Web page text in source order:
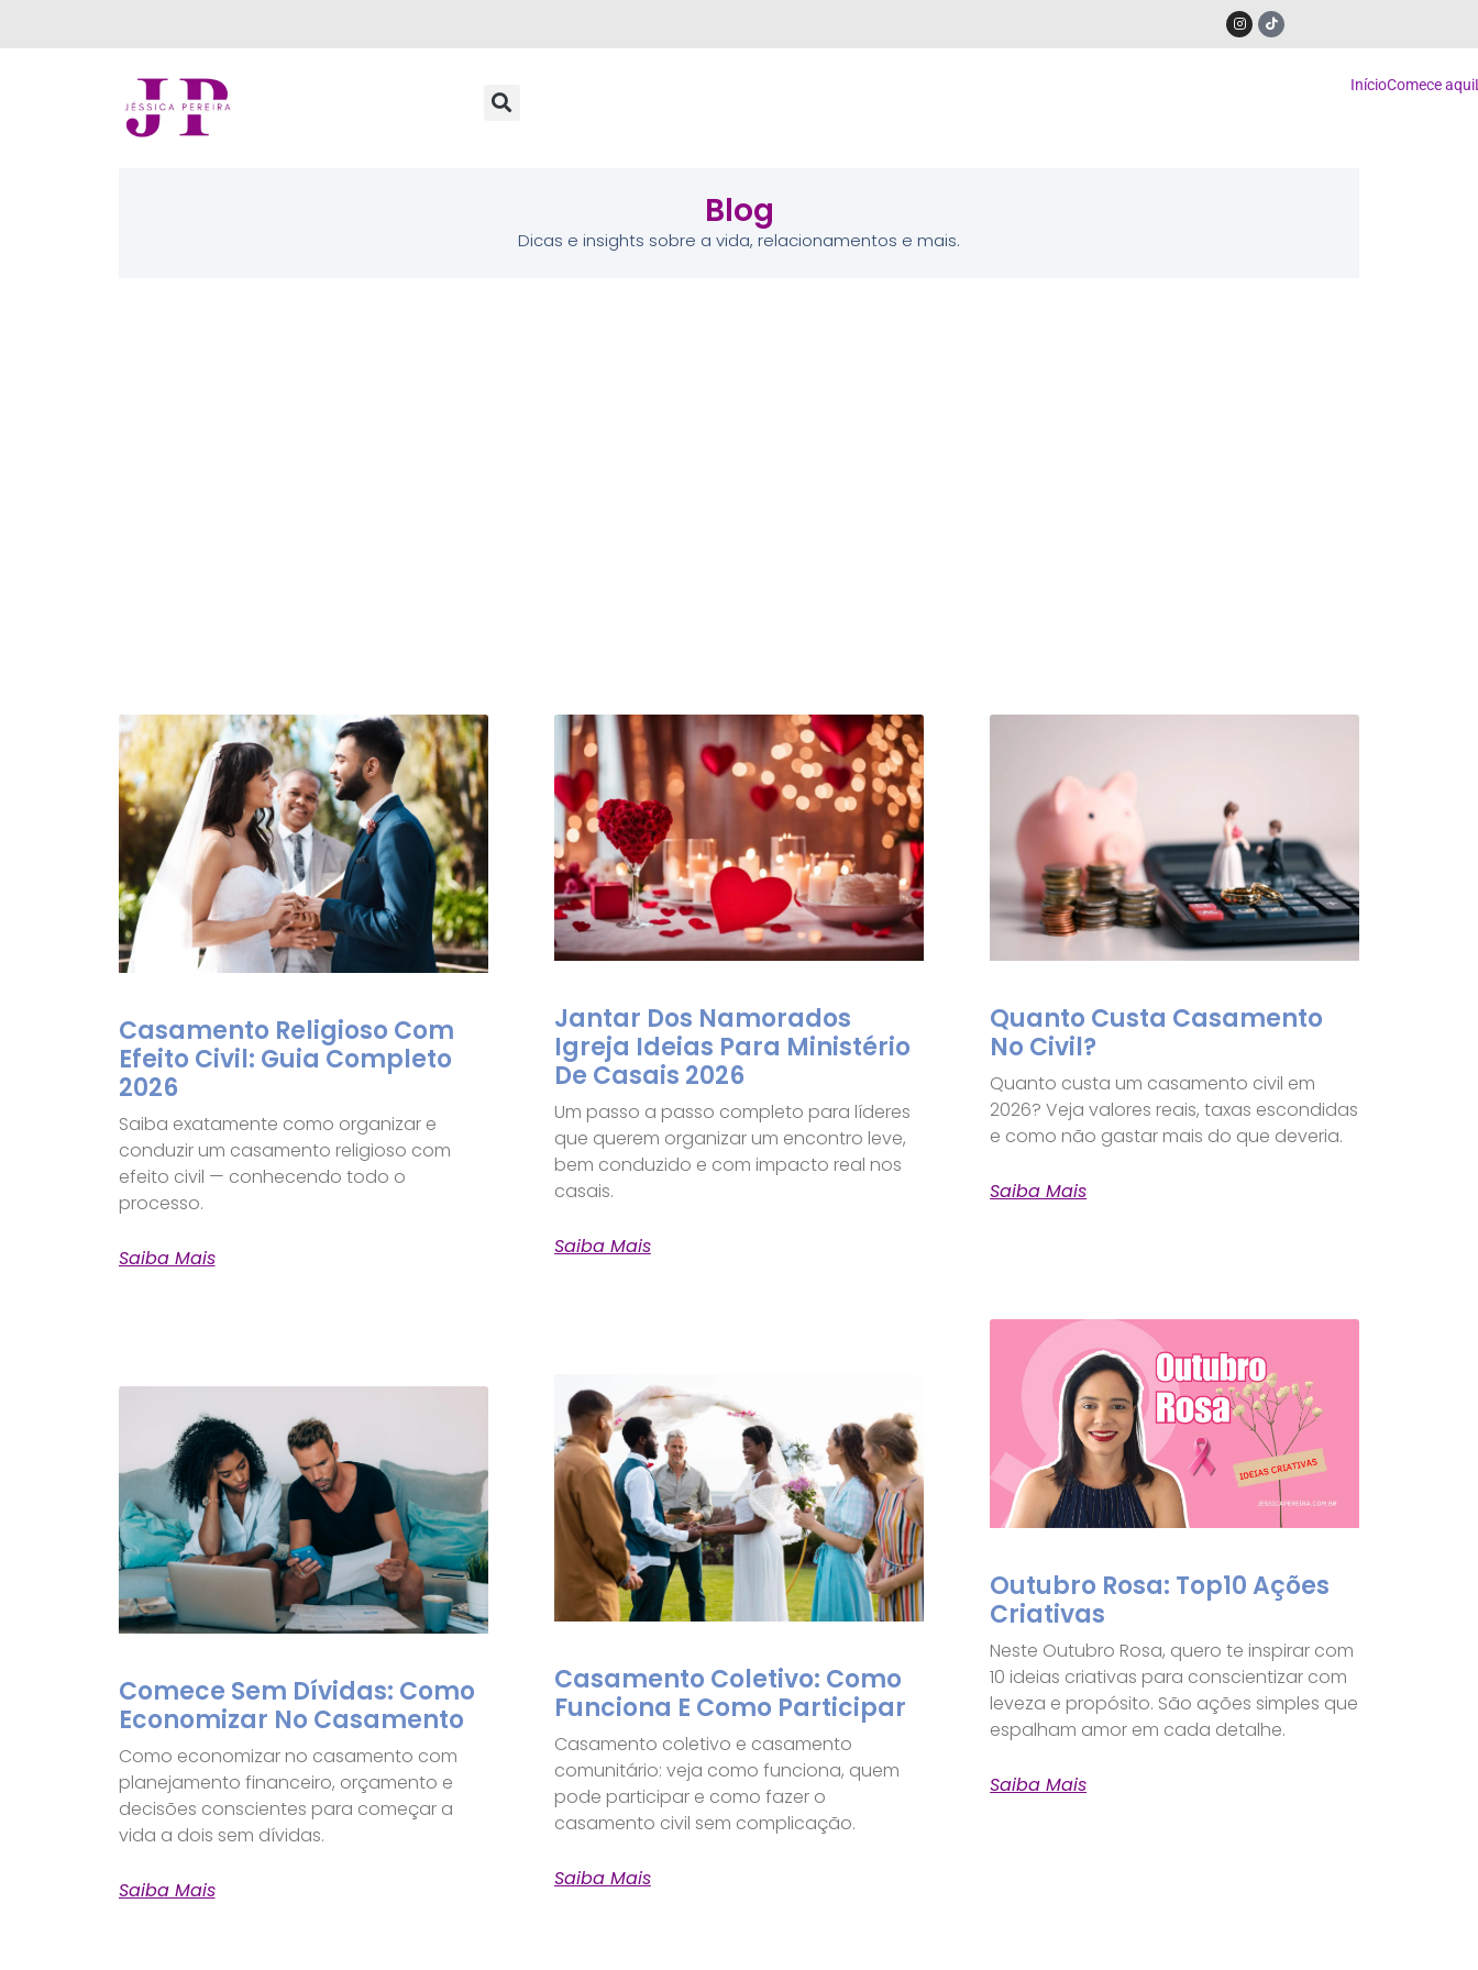
InícioComece aqui
Blog
Dicas e insights sobre a vida, relacionamentos e mais.
Casamento Religioso Com
Efeito Civil: Guia Completo
2026
Saiba exatamente como organizar e
conduzir um casamento religioso com
efeito civil — conhecendo todo o
processo.
Saiba Mais
Jantar Dos Namorados
Igreja Ideias Para Ministério
De Casais 2026
Um passo a passo completo para líderes
que querem organizar um encontro leve,
bem conduzido e com impacto real nos
casais.
Saiba Mais
Quanto Custa Casamento
No Civil?
Quanto custa um casamento civil em
2026? Veja valores reais, taxas escondidas
e como não gastar mais do que deveria.
Saiba Mais
Comece Sem Dívidas: Como
Economizar No Casamento
Como economizar no casamento com
planejamento financeiro, orçamento e
decisões conscientes para começar a
vida a dois sem dívidas.
Saiba Mais
Casamento Coletivo: Como
Funciona E Como Participar
Casamento coletivo e casamento
comunitário: veja como funciona, quem
pode participar e como fazer o
casamento civil sem complicação.
Saiba Mais
Outubro Rosa: Top10 Ações
Criativas
Neste Outubro Rosa, quero te inspirar com
10 ideias criativas para conscientizar com
leveza e propósito. São ações simples que
espalham amor em cada detalhe.
Saiba Mais